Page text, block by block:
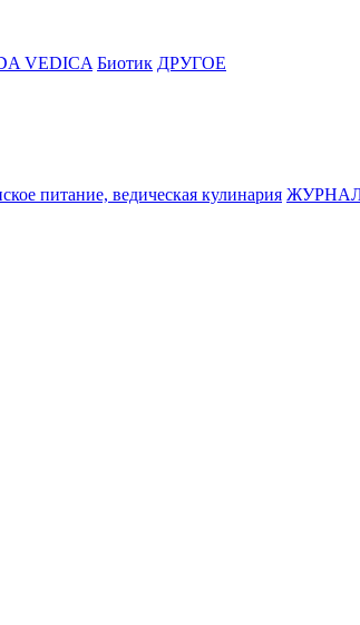
VEDICA Биотик ДРУГОЕ
питание, ведическая кулинария